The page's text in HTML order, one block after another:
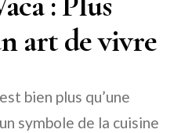
art de vivre
bien plus qu’une
symbole de la cuisine